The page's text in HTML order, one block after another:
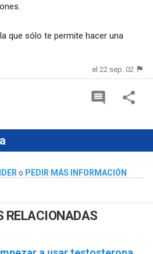
que sólo te permite hacer una
el 22 sep. 02
o PEDIR MÁS INFORMACIÓN
RELACIONADAS